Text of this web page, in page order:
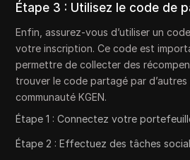
Étape 3 : Utilisez le code de
Enfin, assurez-vous d’utiliser un
votre inscription. Ce code est
permettre de collecter des
trouver le code partagé par
communauté KGEN.
Étape 1 : Connectez votre
Étape 2 : Effectuez des tâches